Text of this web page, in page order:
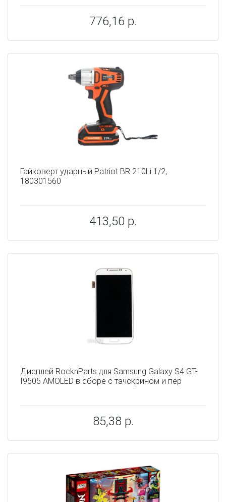
776,16 р.
Гайковерт ударный Patriot BR 210Li 1/2,
180301560
413,50 р.
Дисплей RocknParts для Samsung Galaxy S4 GT-
I9505 AMOLED в сборе с тачскрином и пер
85,38 р.